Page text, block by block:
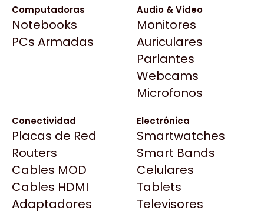
Computadoras
Notebooks
PCs Armadas
Audio & Video
Monitores
Auriculares
Parlantes
Webcams
Microfonos
Conectividad
Placas de Red
Routers
Cables MOD
Cables HDMI
Adaptadores
Electrónica
Smartwatches
Smart Bands
Celulares
Tablets
Televisores
BenQ
CX
Cooler Master
Deepcool
Dell
EVGA
Gamemax
Genesis
Genius
Todas las Tiendas
Click Gaming
Compufan Store
Dinobyte
Full H4rd
Gaming City
Gezatek
Ver producto en la página de Max Tecno